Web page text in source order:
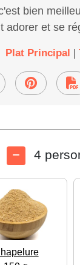
bien
adorer et se
Plat Principal |
4